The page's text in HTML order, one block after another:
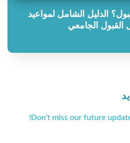
الدليل الشامل لمواعيد
القبول الجامعي
Don’t miss our future